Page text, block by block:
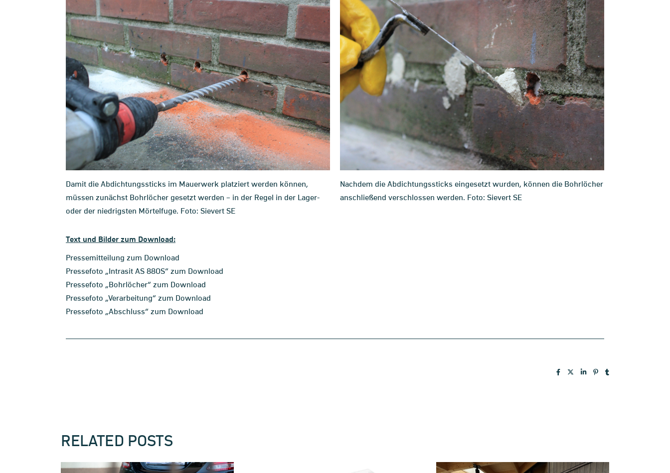
Damit die Abdichtungssticks im Mauerwerk platziert werden können,
müssen zunächst Bohrlöcher gesetzt werden – in der Regel in der Lager-
oder der niedrigsten Mörtelfuge. Foto: Sievert SE
Nachdem die Abdichtungssticks eingesetzt wurden, können die Bohrlöcher
anschließend verschlossen werden. Foto: Sievert SE
Text und Bilder zum Download:
Pressemitteilung zum Download
Pressefoto „Intrasit AS 88OS“ zum Download
Pressefoto „Bohrlöcher“ zum Download
Pressefoto „Verarbeitung“ zum Download
Pressefoto „Abschluss“ zum Download
RELATED POSTS